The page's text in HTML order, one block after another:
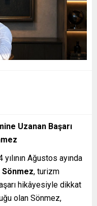
Uzanan Başarı
Ağustos ayında
Sönmez, turizm
hikâyesiyle dikkat
olan Sönmez,